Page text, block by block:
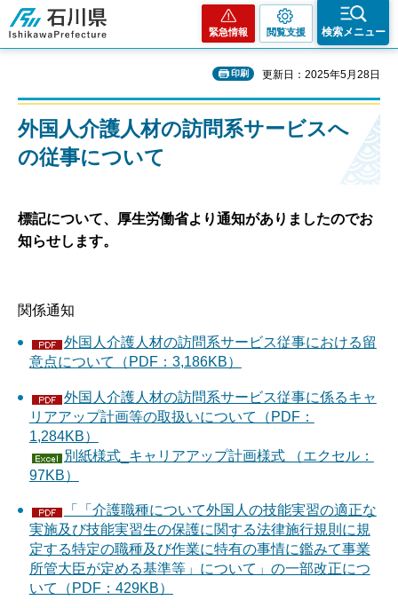
石川県
緊急情報 閲覧支援 検索メニュー
印刷 更新日：2025年5月28日
外国人介護人材の訪問系サービスへ
の従事について
標記について、厚生労働省より通知がありましたのでお
知らせします。
関係通知
外国人介護人材の訪問系サービス従事における留
意点について（PDF：3,186KB）
外国人介護人材の訪問系サービス従事に係るキャ
リアアップ計画等の取扱いについて（PDF：
1,284KB）
別紙様式_キャリアアップ計画様式 （エクセル：
97KB）
「「介護職種について外国人の技能実習の適正な
実施及び技能実習生の保護に関する法律施行規則に規
定する特定の職種及び作業に特有の事情に鑑みて事業
所管大臣が定める基準等」について」の一部改正につ
いて（PDF：429KB）